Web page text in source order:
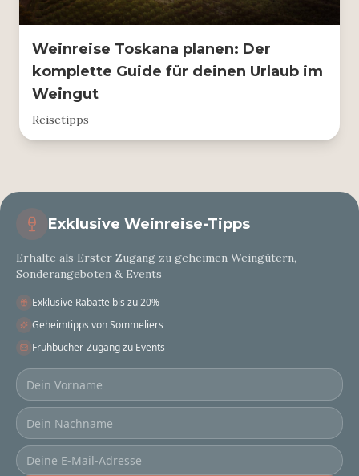
Weinreise Toskana planen: Der
komplette Guide für deinen Urlaub im
Weingut
Reisetipps
Exklusive Weinreise-Tipps
Erhalte als Erster Zugang zu geheimen Weingütern,
Sonderangeboten & Events
Exklusive Rabatte bis zu 20%
Geheimtipps von Sommeliers
Frühbucher-Zugang zu Events